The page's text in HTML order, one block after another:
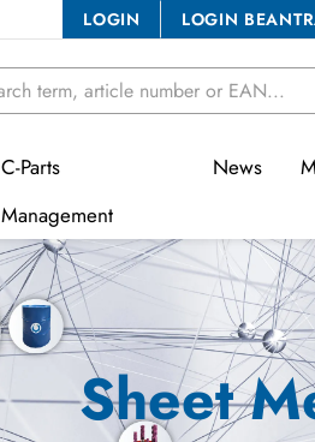
LOGIN LOGIN
C-Parts
Management
News
Sheet